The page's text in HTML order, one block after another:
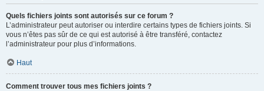
Quels fichiers joints sont autorisés sur ce forum ?
L’administrateur peut autoriser ou interdire certains types de fichiers joints. Si
vous n’êtes pas sûr de ce qui est autorisé à être transféré, contactez
l’administrateur pour plus d’informations.
Haut
Comment trouver tous mes fichiers joints ?